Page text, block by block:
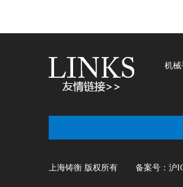
机械
上海铸衡版权所有 备案号： 沪